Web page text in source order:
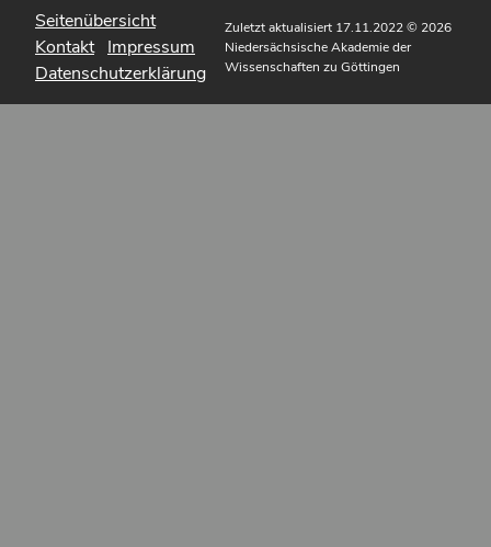
Seitenübersicht
Kontakt Impressum
Datenschutzerklärung
Zuletzt aktualisiert 17.11.2022© 2026
Niedersächsische Akademie der
Wissenschaften zu Göttingen